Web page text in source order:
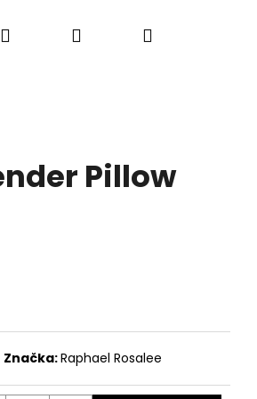
VÔNE PODĽA TYPU
Hľadať PrihlásenieNákupný
Pillow
Značka:Raphael Rosalee
Nasledujúce